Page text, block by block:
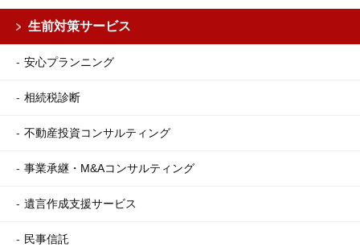
生前対策サービス
安心プランニング
相続税診断
不動産投資コンサルティング
事業承継・M&Aコンサルティング
遺言作成支援サービス
民事信託